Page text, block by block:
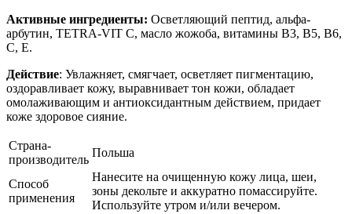
Активные ингредиенты: Осветляющий пептид, альфа-
арбутин, TETRA-VIT C, масло жожоба, витамины В3, В5, В6,
С, Е.
Действие: Увлажняет, смягчает, осветляет пигментацию,
оздоравливает кожу, выравнивает тон кожи, обладает
омолаживающим и антиоксидантным действием, придает
коже здоровое сияние.
Страна-
производитель
Польша
Способ
применения
Нанесите на очищенную кожу лица, шеи,
зоны декольте и аккуратно помассируйте.
Используйте утром и/или вечером.